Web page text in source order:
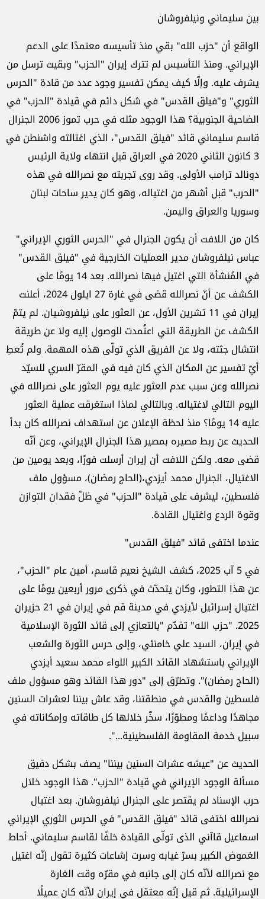
بين سليماني ونيلفروشان
الواقع أن "حزب الله" بقي منذ تأسيسه معتمدًا على الدعم
الإيراني. ومنذ التأسيس لم تترك إيران "الحزب" وبقيت ترسل من
يشرف عليه. وإلّا كيف يمكن تفسير وجود عدد من قادة "الحرس
الثوري" و"فيلق القدس" في شكل دائم في قيادة "الحزب" في
الضاحية الجنوبية؟ هذا الوجود مثله في حرب تموز 2006 الجنرال
قاسم سليماني قائد "فيلق القدس"، الذي اغتالته واشنطن في
3 كانون الثاني 2020 في العراق قبل انتهاء ولاية الرئيس
دونالد ترامب الأولى. وقد روى تجربته مع نصرالله في هذه
"الحرب" قبل أشهر من اغتياله، وهو كان يدير ساحات لبنان
وسوريا والعراق واليمن.
كان من اللافت أن يكون الجنرال في "الحرس الثوري الإيراني"
عباس نيلفروشان مدير العمليات الخارجية في "فيلق القدس"
في المُنشأة التي اغتيل فيها نصرالله. بعد 14 يومًا على
الكشف عن أنّ نصرالله قضى في غارة 27 ايلول 2024، أعلنت
إيران في 11 تشرين الأول، عن العثور على نيلفروشيان. لم يتمّ
الكشف عن الطريقة التي اعتُمدت للوصول إليه ولا عن طريقة
انتشال جثته، ولا عن الفريق الذي تولّى هذه المهمة. ولم تُعطِ
أيّ تفسير عن المكان الذي كان فيه في المقرّ السري للسيّد
نصرالله وعن سبب عدم العثور عليه يوم العثور على نصرالله في
اليوم التالي لاغتياله. وبالتالي لماذا استغرقت عملية العثور
عليه 14 يومًا؟ منذ لحظة الإعلان عن استهداف نصرالله كان بدأ
الحديث عن ربط مصيره بمصير هذا الجنرال الإيراني، وعن أنّه
قضى معه. ولكن اللافت أن إيران أرسلت فورًا، وبعد يومين من
الاغتيال، الجنرال محمد أيزدي،(الحاج رمضان)، مسؤول ملف
فلسطين، ليشرف على قيادة "الحزب" في ظلّ فقدان التوازن
وقوة الردع واغتيال القادة.
عندما اختفى قائد "فيلق القدس"
في 5 آب 2025، كشف الشيخ نعيم قاسم، أمين عام "الحزب"،
عن هذا التطور، وكان يتحدّث في ذكرى مرور أربعين يومًا على
اغتيال إسرائيل لأيزدي في مدينة قم في إيران في 21 حزيران
2025. "حزب الله" ‏تقدّم "بالتعازي إلى قائد الثورة الإسلامية
في إيران، السيد علي خامنئي، وإلى حرس الثورة والشعب
الإيراني باستشهاد القائد الكبير اللواء محمد سعيد أيزدي
(الحاج رمضان)". وتطرّق إلى "دور هذا القائد وهو ‏مسؤول ملف
فلسطين والقدس في منطقتنا، وقد عاش بيننا لعشرات ‏السنين
مجاهدًا وداعمًا ومطوّرًا، سخّر خلالها كل طاقاته وإمكاناته في
سبيل خدمة ‏المقاومة الفلسطينية...".
الحديث عن "عيشه عشرات السنين بيننا" يصف بشكل دقيق
مسألة الوجود الإيراني في قيادة "الحزب". هذا الوجود خلال
حرب الإسناد لم يقتصر على الجنرال نيلفروشان. بعد اغتيال
نصرالله اختفى قائد "فيلق القدس" في الحرس الثوري الإيراني
اسماعيل قاآني الذى تولّى القيادة خلفًا لقاسم سليماني. أحاط
الغموض الكبير بسرّ غيابه وسرت إشاعات كثيرة تقول إنّه اغتيل
مع نصرالله لأنّه كان إلى جانبه في مقرّه وقت الغارة
الإسرائيلية. ثم قيل إنّه معتقل في إيران لأنّه كان عميلًا